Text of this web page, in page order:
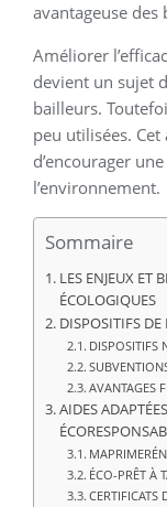
avantageuse des
Améliorer
devient un sujet
bailleurs.
peu utilisées.
d’encourager
l’environnement.
Sommaire
LES ENJEUX ET
ÉCOLOGIQUES
DISPOSITIFS
DISPOSITIFS
AVANTAGES
AIDES
ÉCO-PRÊT À
CERTIFICATS